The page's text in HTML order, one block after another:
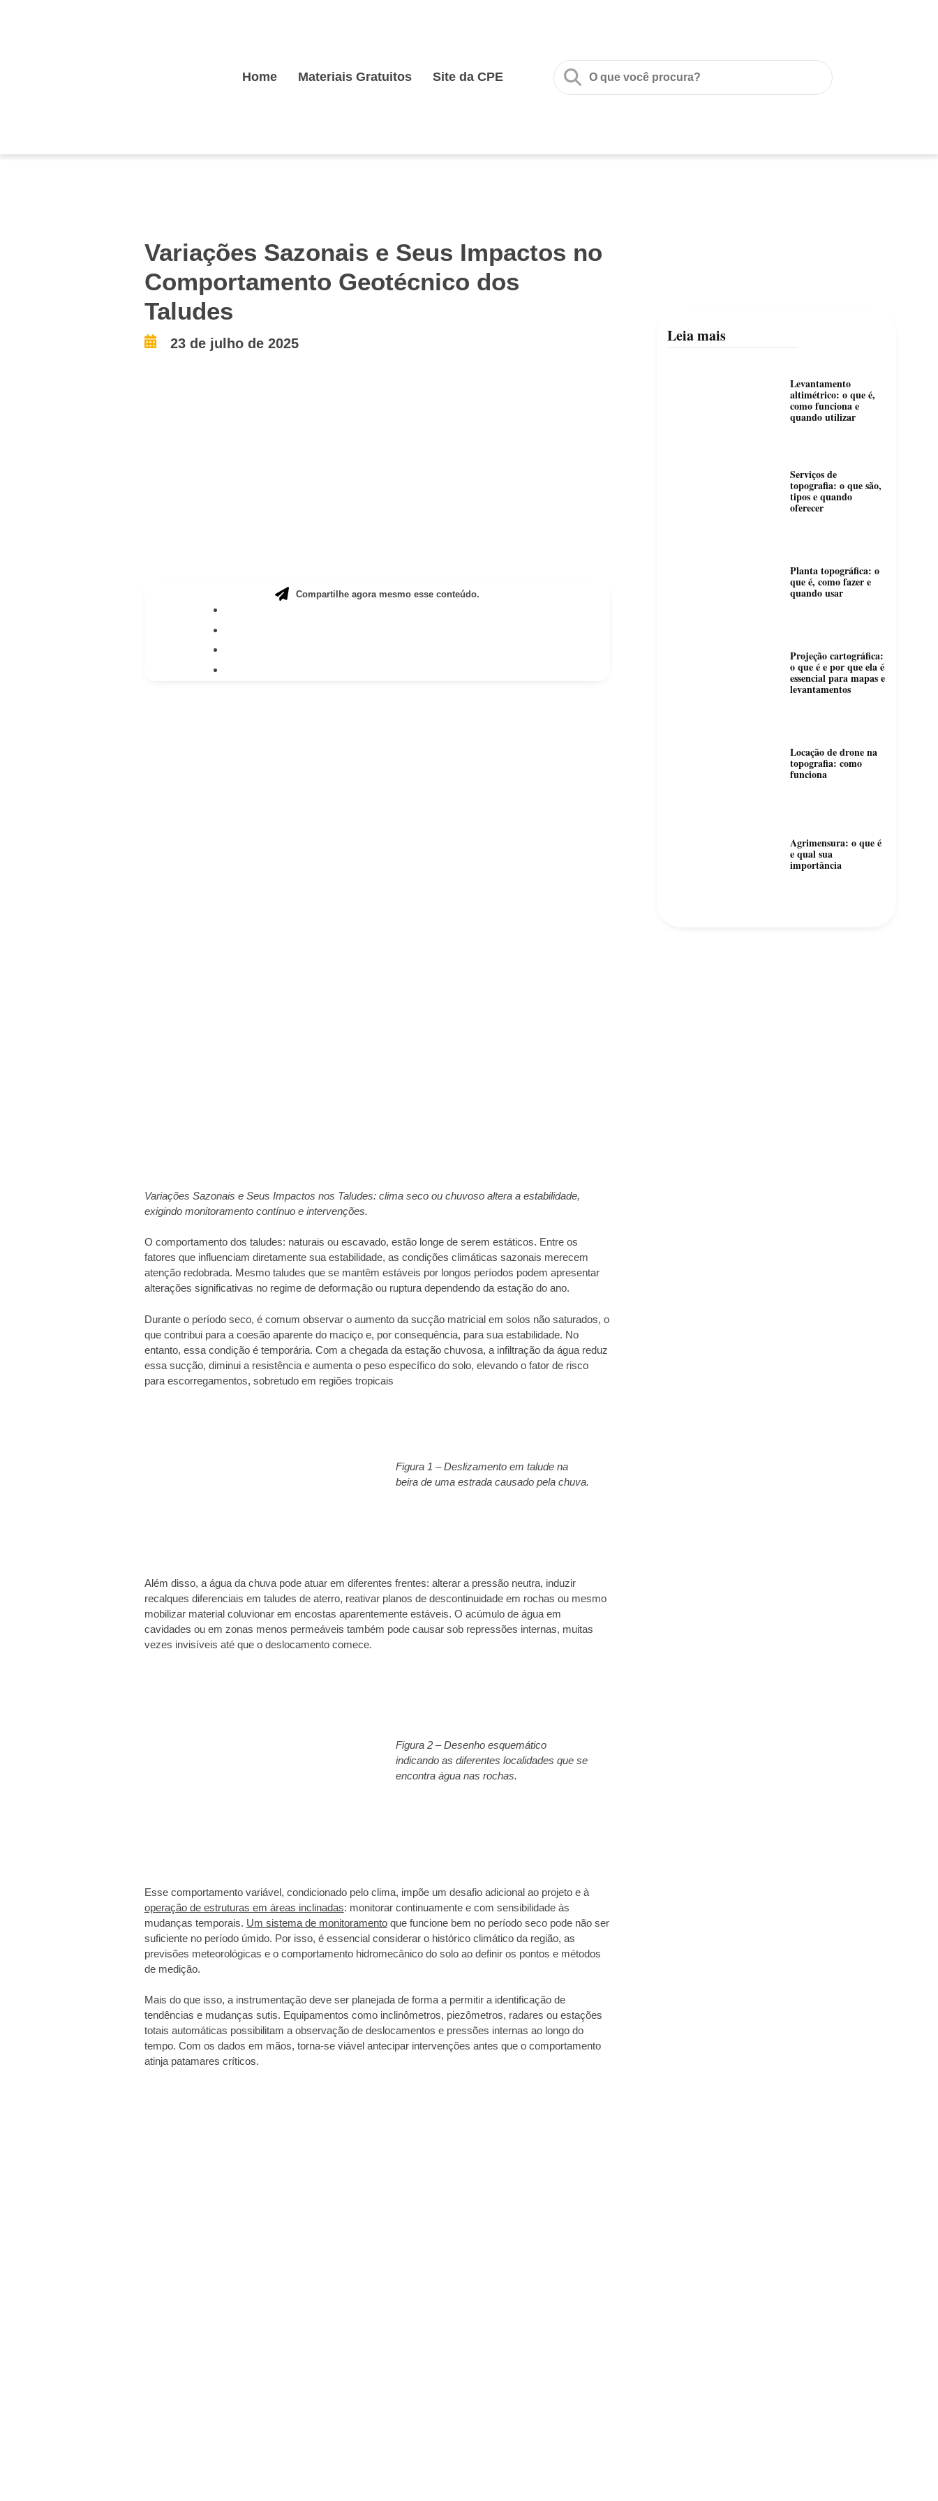
Home Materiais Gratuitos Site da CPE
Variações Sazonais e Seus Impactos no
Comportamento Geotécnico dos
Taludes
23 de julho de 2025
Compartilhe agora mesmo esse conteúdo.
Variações Sazonais e Seus Impactos nos Taludes: clima seco ou chuvoso altera a estabilidade,
exigindo monitoramento contínuo e intervenções.
O comportamento dos taludes: naturais ou escavado, estão longe de serem estáticos. Entre os
fatores que influenciam diretamente sua estabilidade, as condições climáticas sazonais merecem
atenção redobrada. Mesmo taludes que se mantêm estáveis por longos períodos podem apresentar
alterações significativas no regime de deformação ou ruptura dependendo da estação do ano.
Durante o período seco, é comum observar o aumento da sucção matricial em solos não saturados, o
que contribui para a coesão aparente do maciço e, por consequência, para sua estabilidade. No
entanto, essa condição é temporária. Com a chegada da estação chuvosa, a infiltração da água reduz
essa sucção, diminui a resistência e aumenta o peso específico do solo, elevando o fator de risco
para escorregamentos, sobretudo em regiões tropicais
Figura 1 – Deslizamento em talude na
beira de uma estrada causado pela chuva.
Além disso, a água da chuva pode atuar em diferentes frentes: alterar a pressão neutra, induzir
recalques diferenciais em taludes de aterro, reativar planos de descontinuidade em rochas ou mesmo
mobilizar material coluvionar em encostas aparentemente estáveis. O acúmulo de água em
cavidades ou em zonas menos permeáveis também pode causar sob repressões internas, muitas
vezes invisíveis até que o deslocamento comece.
Figura 2 – Desenho esquemático
indicando as diferentes localidades que se
encontra água nas rochas.
Esse comportamento variável, condicionado pelo clima, impõe um desafio adicional ao projeto e à
operação de estruturas em áreas inclinadas: monitorar continuamente e com sensibilidade às
mudanças temporais. Um sistema de monitoramentoque funcione bem no período seco pode não ser
suficiente no período úmido. Por isso, é essencial considerar o histórico climático da região, as
previsões meteorológicas e o comportamento hidromecânico do solo ao definir os pontos e métodos
de medição.
Mais do que isso, a instrumentação deve ser planejada de forma a permitir a identificação de
tendências e mudanças sutis. Equipamentos como inclinômetros, piezômetros, radares ou estações
totais automáticas possibilitam a observação de deslocamentos e pressões internas ao longo do
tempo. Com os dados em mãos, torna-se viável antecipar intervenções antes que o comportamento
atinja patamares críticos.
Leia mais
Levantamento
altimétrico: o que é,
como funciona e
quando utilizar
Serviços de
topografia: o que são,
tipos e quando
oferecer
Planta topográfica: o
que é, como fazer e
quando usar
Projeção cartográfica:
o que é e por que ela é
essencial para mapas e
levantamentos
Locação de drone na
topografia: como
funciona
Agrimensura: o que é
e qual sua
importância